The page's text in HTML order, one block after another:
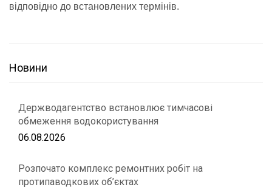
відповідно до встановлених термінів.
Новини
Держводагентство встановлює тимчасові
обмеження водокористування
06.08.2026
Розпочато комплекс ремонтних робіт на
протипаводкових об’єктах